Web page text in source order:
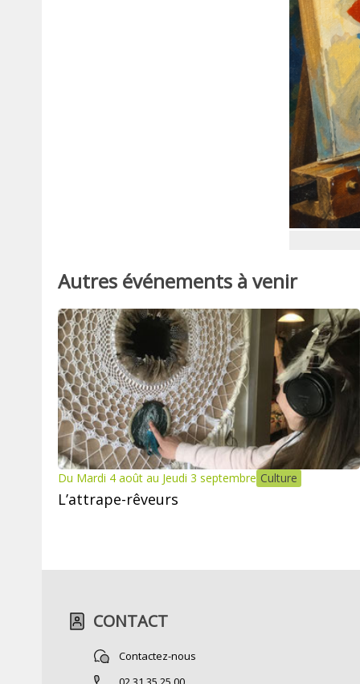
Autres événements à venir
Du Mardi 4 août au Jeudi 3 septembre Culture
L’attrape-rêveurs
CONTACT
Contactez-nous